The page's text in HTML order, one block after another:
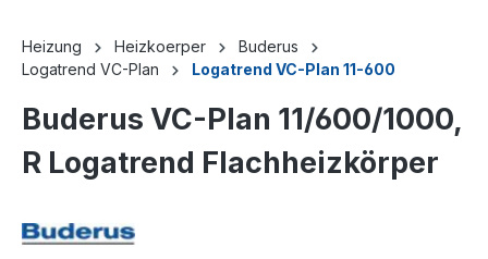
Heizung Heizkoerper
Buderus
Logatrend VC-Plan
Logatrend VC-Plan 11-600
Buderus VC-Plan 11/600/1000,
R Logatrend Flachheizkörper